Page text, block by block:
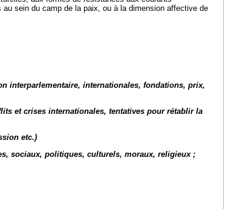
sein du camp de la paix, ou à la dimension affective de
interparlementaire, internationales, fondations, prix,
et crises internationales, tentatives pour rétablir la
etc.)
sociaux, politiques, culturels, moraux, religieux ;